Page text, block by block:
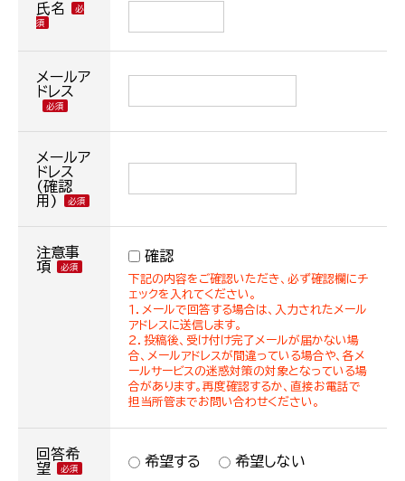
氏名
メールア
ドレス
メールア
ドレス
(確認
用)
注意事
項
確認
下記の内容をご確認いただき、必ず確認欄にチ
ェックを入れてください。
１．メールで回答する場合は、入力されたメール
アドレスに送信します。
２．投稿後、受け付け完了メールが届かない場
合、メールアドレスが間違っている場合や、各メ
ールサービスの迷惑対策の対象となっている場
合があります。再度確認するか、直接お電話で
担当所管までお問い合わせください。
回答希
望
希望する 希望しない